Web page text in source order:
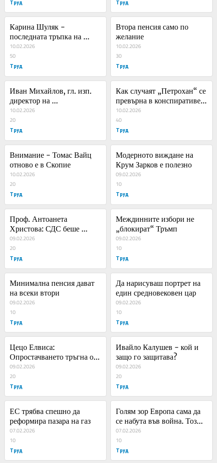
поведение в случая
Карина Шуляк -
последната тръпка на
Джефри Епщайн
10.02.2026
50
Труд
Втора пенсия само по
желание
10.02.2026
30
Труд
Иван Михайлов, гл. изп.
директор на
Американската търговска
камара в България:
България може повече, за
да работи комфортно
10.02.2026
20
Труд
Как случаят „Петрохан“ се
превърна в конспиративен
трилър за мафия, джипове
и невидими убийци
10.02.2026
40
Труд
Внимание - Томас Вайц
отново е в Скопие
10.02.2026
20
Труд
Модерното виждане на
Крум Зарков е полезно
09.02.2026
10
Труд
Проф. Антоанета
Христова: СДС беше
надеждата, ППДБ са
излъганата надежда
09.02.2026
20
Труд
Междинните избори не
„блокират“ Тръмп
09.02.2026
10
Труд
Минимална пенсия дават
на всеки втори
09.02.2026
10
Труд
Да нарисуваш портрет на
един средновековен цар
09.02.2026
10
Труд
Цецо Елвиса:
Опростачването тръгна от
чалгата и днес тази
култура е навсякъде
09.02.2026
20
Труд
Ивайло Калушев - кой и
защо го защитава?
09.02.2026
20
Труд
ЕС трябва спешно да
реформира пазара на газ
07.02.2026
10
Труд
Голям зор Европа сама да
се набута във война. Този
път и България е пряко на
пангара, нали?!
07.02.2026
10
Труд